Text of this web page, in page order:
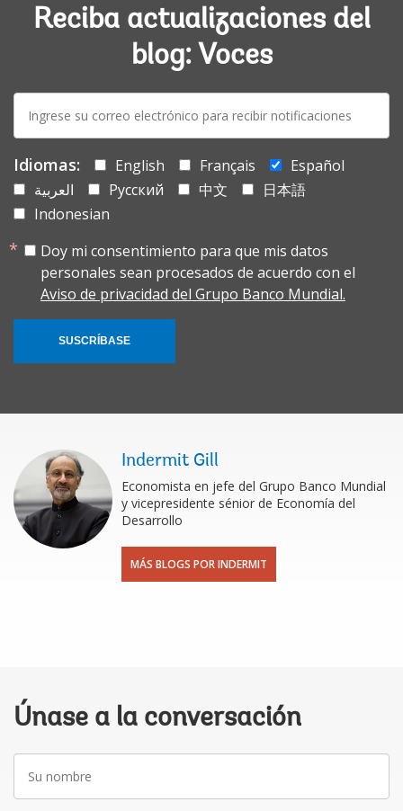
Reciba actualizaciones del
blog: Voces
mail:
Idiomas: English Français
Español
العربية
Русский 中文
日本語
Indonesian
Doy mi consentimiento para que mis datos
personales sean procesados de acuerdo con el
Aviso de privacidad del Grupo Banco Mundial.
SUSCRÍBASE
Indermit Gill
Economista en jefe del Grupo Banco Mundial
y vicepresidente sénior de Economía del
Desarrollo
MÁS BLOGS POR INDERMIT
Únase a la conversación
nombre